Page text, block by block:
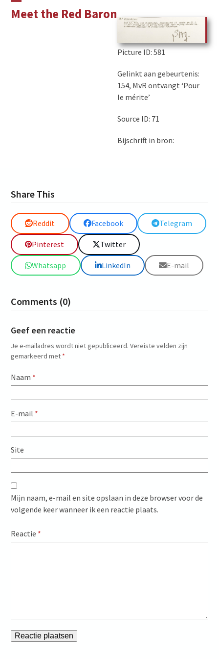
Meet the Red Baron
Open
Close
Picture ID: 581
Gelinkt aan gebeurtenis:
154, MvR ontvangt ‘Pour
le mérite’
Source ID: 71
Bijschrift in bron:
Share This
Reddit Facebook Telegram
Pinterest Twitter
Whatsapp LinkedIn E-mail
Comments (0)
Geef een reactie
Je e-mailadres wordt niet gepubliceerd. Vereiste velden zijn
gemarkeerd met *
Naam *
E-mail *
Site
Mijn naam, e-mail en site opslaan in deze browser voor de
volgende keer wanneer ik een reactie plaats.
Reactie *